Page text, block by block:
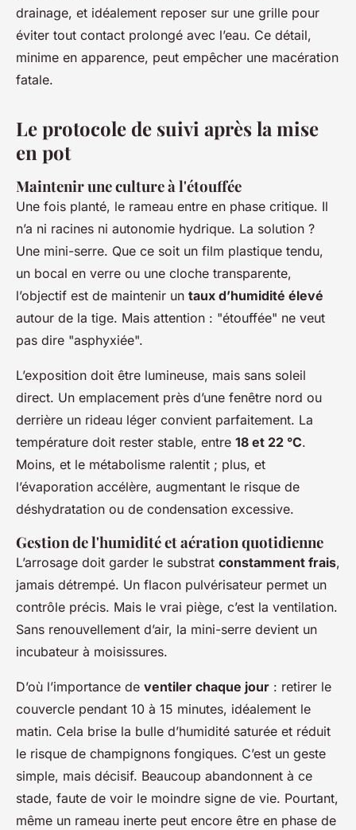
drainage, et idéalement reposer sur une grille pour
éviter tout contact prolongé avec l’eau. Ce détail,
minime en apparence, peut empêcher une macération
fatale.
Le protocole de suivi après la mise
en pot
Maintenir une culture à l'étouffée
Une fois planté, le rameau entre en phase critique. Il
n’a ni racines ni autonomie hydrique. La solution ?
Une mini-serre. Que ce soit un film plastique tendu,
un bocal en verre ou une cloche transparente,
l’objectif est de maintenir un taux d’humidité élevé
autour de la tige. Mais attention : "étouffée" ne veut
pas dire "asphyxiée".
L’exposition doit être lumineuse, mais sans soleil
direct. Un emplacement près d’une fenêtre nord ou
derrière un rideau léger convient parfaitement. La
température doit rester stable, entre 18 et 22 °C.
Moins, et le métabolisme ralentit ; plus, et
l’évaporation accélère, augmentant le risque de
déshydratation ou de condensation excessive.
Gestion de l'humidité et aération quotidienne
L’arrosage doit garder le substrat constamment frais,
jamais détrempé. Un flacon pulvérisateur permet un
contrôle précis. Mais le vrai piège, c’est la ventilation.
Sans renouvellement d’air, la mini-serre devient un
incubateur à moisissures.
D’où l’importance de ventiler chaque jour : retirer le
couvercle pendant 10 à 15 minutes, idéalement le
matin. Cela brise la bulle d’humidité saturée et réduit
le risque de champignons fongiques. C’est un geste
simple, mais décisif. Beaucoup abandonnent à ce
stade, faute de voir le moindre signe de vie. Pourtant,
même un rameau inerte peut encore être en phase de